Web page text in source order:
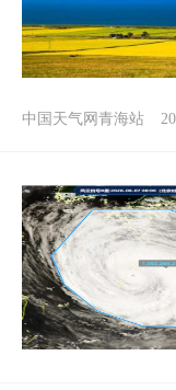
中国天气网青海站